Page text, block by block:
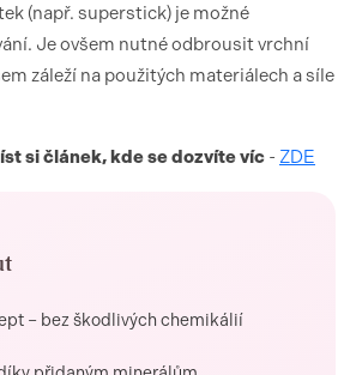
(např. superstick) je možné
Je ovšem nutné odbrousit vrchní
záleží na použitých materiálech a síle
si článek, kde se dozvíte víc - ZDE
– bez škodlivých chemikálií